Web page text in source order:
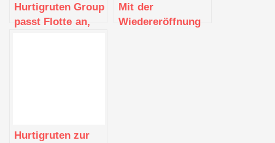
Hurtigruten Group
passt Flotte an,
Mit der
Wiedereröffnung
Hurtigruten zur